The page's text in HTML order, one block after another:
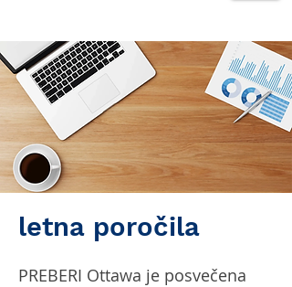
letna poročila
PREBERI Ottawa je posvečena